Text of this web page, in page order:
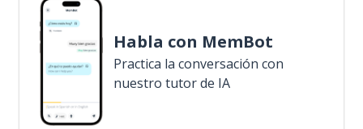
Habla con MemBot
Practica la conversación con
nuestro tutor de IA